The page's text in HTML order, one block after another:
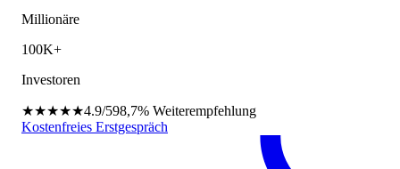
Millionäre
100K+
Investoren
★★★★★4.9/598,7% Weiterempfehlung
Kostenfreies Erstgespräch